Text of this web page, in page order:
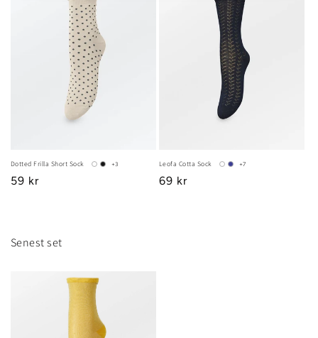
Dotted Frilla Short Sock +3
Regular
59 kr
Leofa Cotta Sock +7
Regular
69 kr
Senest set